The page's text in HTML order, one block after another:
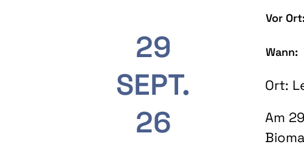
29
SEPT.
26
Vor
Wann:
Ort:
Am